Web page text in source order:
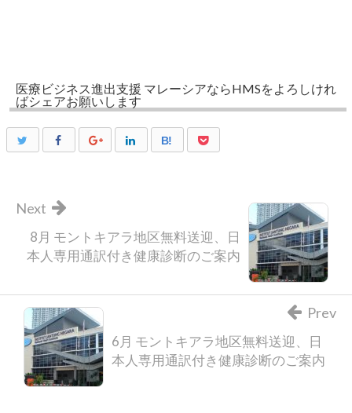
医療ビジネス進出支援 マレーシアならHMSをよろしけれ
ばシェアお願いします
B!
8月 モントキアラ地区無料送迎、日
本人専用通訳付き健康診断のご案内
Next
6月 モントキアラ地区無料送迎、日
本人専用通訳付き健康診断のご案内
Prev